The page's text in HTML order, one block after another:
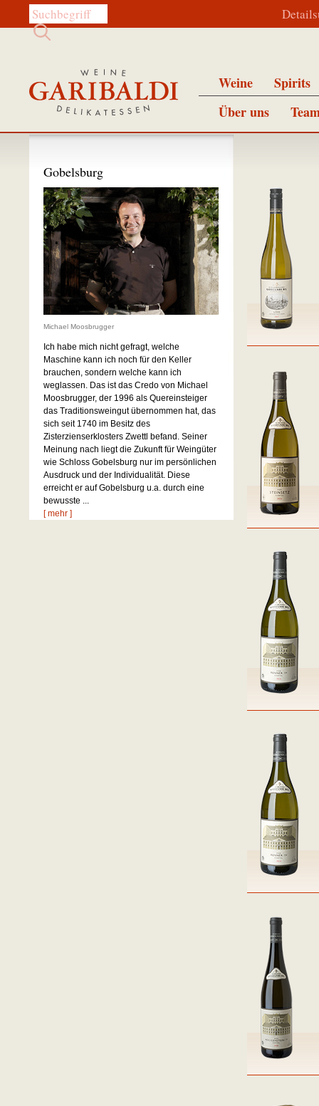
Diese Website durchsuchen:
Weine
Spirits
Über uns
Gobelsburg
Michael Moosbrugger
Ich habe mich nicht gefragt, welche
Maschine kann ich noch für den Keller
brauchen, sondern welche kann ich
weglassen. Das ist das Credo von Michael
Moosbrugger, der 1996 als Quereinsteiger
das Traditionsweingut übernommen hat, das
sich seit 1740 im Besitz des
Zisterzienserklosters Zwettl befand. Seiner
Meinung nach liegt die Zukunft für Weingüter
wie Schloss Gobelsburg nur im persönlichen
Ausdruck und der Individualität. Diese
erreicht er auf Gobelsburg u.a. durch eine
bewusste ...
[ mehr ]